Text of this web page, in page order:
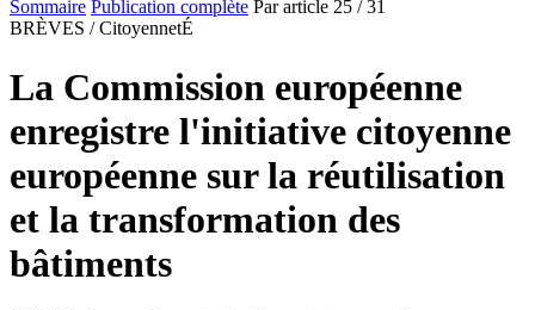
Sommaire Publication complète Par article 25 / 31
BRÈVES / CitoyennetÉ
La Commission européenne
enregistre l'initiative citoyenne
européenne sur la réutilisation
et la transformation des
bâtiments